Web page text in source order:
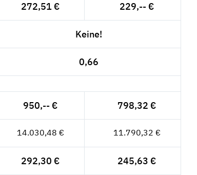
272,51 € 229,-- €
Keine!
0,66
950,-- € 798,32 €
14.030,48 € 11.790,32 €
292,30 € 245,63 €